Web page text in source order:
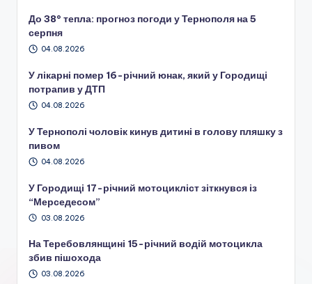
До 38° тепла: прогноз погоди у Тернополя на 5
серпня
04.08.2026
У лікарні помер 16-річний юнак, який у Городищі
потрапив у ДТП
04.08.2026
У Тернополі чоловік кинув дитині в голову пляшку з
пивом
04.08.2026
У Городищі 17-річний мотоцикліст зіткнувся із
“Мерседесом”
03.08.2026
На Теребовлянщині 15-річний водій мотоцикла
збив пішохода
03.08.2026